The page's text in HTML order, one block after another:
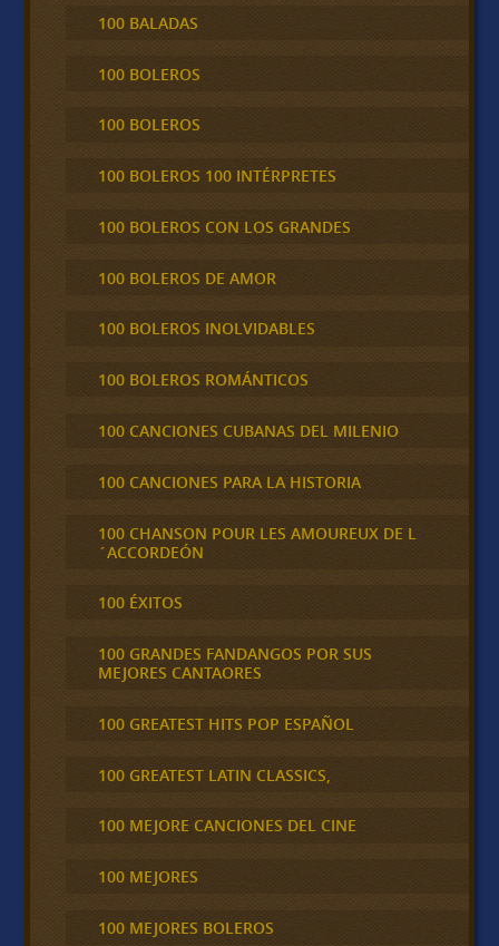
100 BALADAS
100 BOLEROS
100 BOLEROS
100 BOLEROS 100 INTÉRPRETES
100 BOLEROS CON LOS GRANDES
100 BOLEROS DE AMOR
100 BOLEROS INOLVIDABLES
100 BOLEROS ROMÁNTICOS
100 CANCIONES CUBANAS DEL MILENIO
100 CANCIONES PARA LA HISTORIA
100 CHANSON POUR LES AMOUREUX DE L
´ACCORDEÓN
100 ÉXITOS
100 GRANDES FANDANGOS POR SUS
MEJORES CANTAORES
100 GREATEST HITS POP ESPAÑOL
100 GREATEST LATIN CLASSICS,
100 MEJORE CANCIONES DEL CINE
100 MEJORES
100 MEJORES BOLEROS